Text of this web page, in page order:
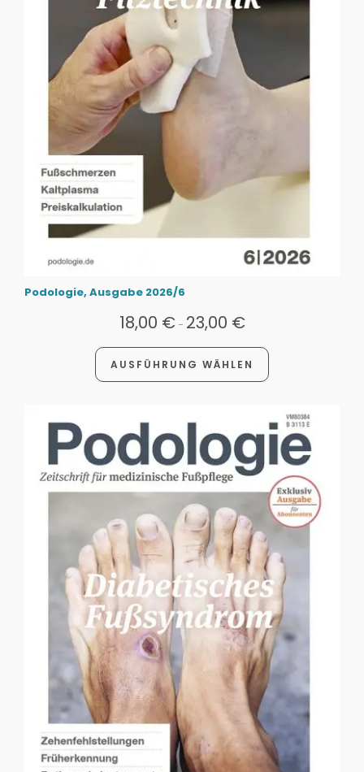
Podologie, Ausgabe 2026/6
18,00 €- 23,00 €
AUSFÜHRUNG WÄHLEN